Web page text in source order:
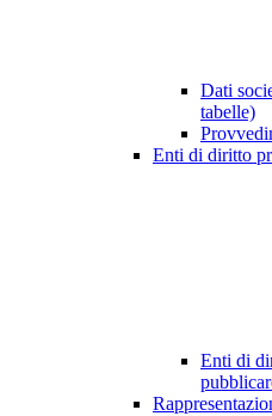
Dati
tabelle)
Enti di diritto
Enti di